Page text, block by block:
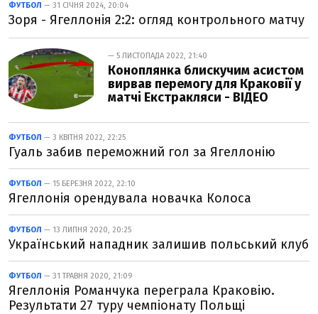
ФУТБОЛ — 31 СІЧНЯ 2024, 20:04
Зоря - Ягеллонія 2:2: огляд контрольного матчу
— 5 ЛИСТОПАДА 2022, 21:40
Коноплянка блискучим асистом
вирвав перемогу для Краковії у
матчі Екстракляси - ВІДЕО
ФУТБОЛ — 3 КВІТНЯ 2022, 22:25
Гуаль забив переможний гол за Ягеллонію
ФУТБОЛ — 15 БЕРЕЗНЯ 2022, 22:10
Ягеллонія орендувала новачка Колоса
ФУТБОЛ — 13 ЛИПНЯ 2020, 20:25
Український нападник залишив польський клуб
ФУТБОЛ — 31 ТРАВНЯ 2020, 21:09
Ягеллонія Романчука переграла Краковію.
Результати 27 туру чемпіонату Польщі